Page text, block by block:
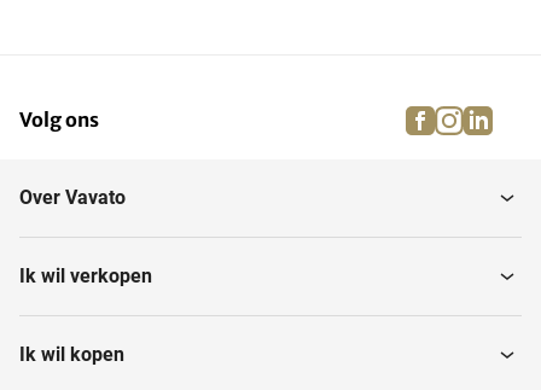
Volg ons facebook
Over Vavato
Ik wil verkopen
Ik wil kopen